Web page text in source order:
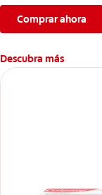
Comprar ahora
Descubra más